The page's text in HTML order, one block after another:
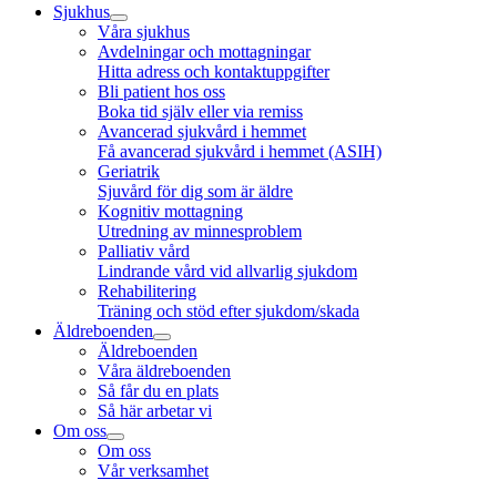
Sjukhus
Våra sjukhus
Avdelningar och mottagningar
Hitta adress och kontaktuppgifter
Bli patient hos oss
Boka tid själv eller via remiss
Avancerad sjukvård i hemmet
Få avancerad sjukvård i hemmet (ASIH)
Geriatrik
Sjuvård för dig som är äldre
Kognitiv mottagning
Utredning av minnesproblem
Palliativ vård
Lindrande vård vid allvarlig sjukdom
Rehabilitering
Träning och stöd efter sjukdom/skada
Äldreboenden
Äldreboenden
Våra äldreboenden
Så får du en plats
Så här arbetar vi
Om oss
Om oss
Vår verksamhet